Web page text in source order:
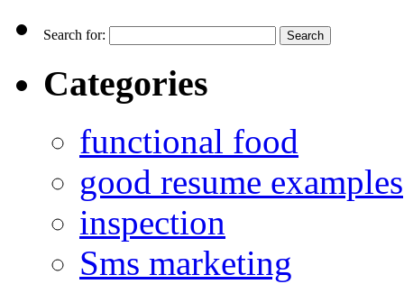
Search for:
Categories
functional food
good resume examples
inspection
Sms marketing